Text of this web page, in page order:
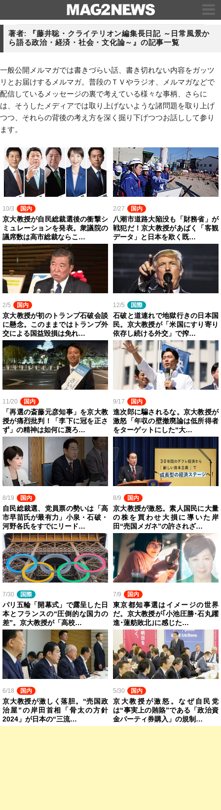
著者: 『藤井聡・クライテリオン編集長日記 ～日常風景か
ら語る政治・経済・社会・文化論～』の記事一覧
一般公開メルマガでは書きづらい話、書き切れない内容をガッツ
リとお届けするメルマガ。普段のＴＶやラジオ、メルマガなどで
配信しているメッセージの裏で考えている様々な事柄、さらに
は、そうしたメディアでは取り上げないような諸問題を取り上げ
つつ、それらの背後の考え方を深く掘り下げつつお話しして参り
ます。
10/3 国内
京大教授が自民総裁選後の衝撃シ
ミュレーションを発表。衆議院の
議席数は高市総裁ならこ…
2/27 国内
八潮市道路大陥没も「財務省」が
戦犯だ！京大教授があばく「客観
データ」と日本を欺く既…
2/5 国内
京大教授が初のトランプ石破会談
に懸念。このままではトランプ外
交による国益毀損は免れ…
12/5 国際
石破と道連れで地獄行きの日本国
民。京大教授が「米国にすり寄り
依存し続ける外交」で搾…
11/20 国内
「再選の斎藤元彦知事」を京大教
授が痛烈批判！「李下に冠を正さ
ず」の精神は如何に蔑ろ…
9/17 国内
進次郎に騙されるな。京大教授が
激怒「年収の壁撤廃論は低所得者
をターゲットにした“大…
8/19 国内
自民総裁選、党員票の勢いは「高
市早苗氏が最有力」小泉・石破・
河野各氏をすでにリード…
8/9 国内
京大教授が激怒。素人国民に大量
の株を買わせ大損に導いた岸
田“売国メガネ”の許されざ…
7/30 国際
パリ五輪「開幕式」で露呈した日
本とフランスの“圧倒的な国力の
差”。京大教授が「高校…
7/9 国内
東京都知事選はイメージの世界
だ。京大教授が｢小池圧勝･石丸躍
進･蓮舫敗北｣に感じた…
6/18 国内
京大教授が激しく落胆。“売国政
治屋”の岸田首相「骨太の方針
2024」が日本の“三流…
5/30 国内
京大教授が激怒。なぜ自民党
は“事実上の賄賂”である「政治資
金パーティ券購入」の規制…